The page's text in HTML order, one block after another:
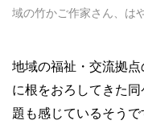
域の竹かご作家さん、は
地域の福祉・交流拠
に根をおろしてきた
題も感じているそうで